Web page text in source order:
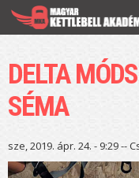
DELTA
SÉMA
sze, 2019. ápr. 24. - 9:29 --